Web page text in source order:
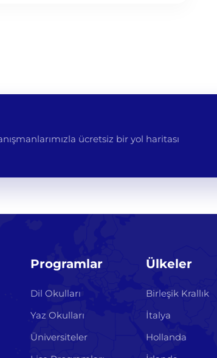
ücretsiz bir yol haritası
Programlar
Dil Okulları
Yaz Okulları
Üniversiteler
Ülkeler
Birleşik Krallık
İtalya
Hollanda